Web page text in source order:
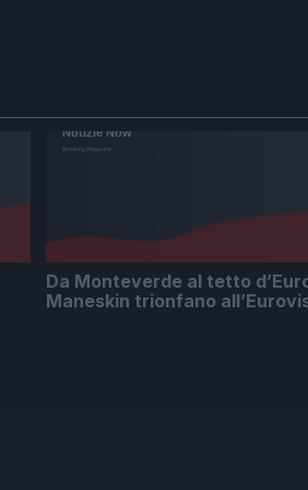
Da Monteverde al tetto
Maneskin trionfano